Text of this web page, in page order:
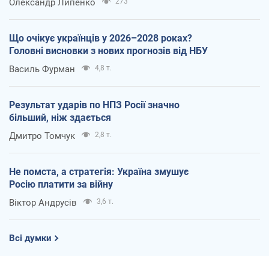
Олександр Липенко
Що очікує українців у 2026–2028 роках?
Головні висновки з нових прогнозів від НБУ
Василь Фурман 4,8 т.
Результат ударів по НПЗ Росії значно
більший, ніж здається
Дмитро Томчук 2,8 т.
Не помста, а стратегія: Україна змушує
Росію платити за війну
Віктор Андрусів 3,6 т.
Всі думки